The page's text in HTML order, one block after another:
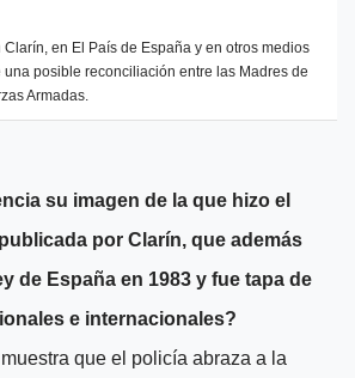
en El País de España y en otros medios
posible reconciliación entre las Madres de
Armadas.
su imagen de la que hizo el
por Clarín, que además
de España en 1983 y fue tapa de
e internacionales?
que el policía abraza a la